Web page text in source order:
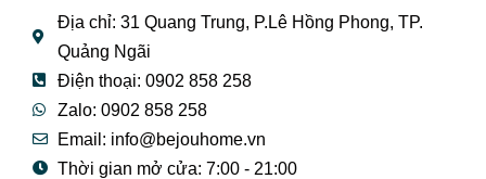
Địa chỉ: 31 Quang Trung, P.Lê Hồng Phong, TP.
Quảng Ngãi
Điện thoại: 0902 858 258
Zalo: 0902 858 258
Email: info@bejouhome.vn
Thời gian mở cửa: 7:00 - 21:00